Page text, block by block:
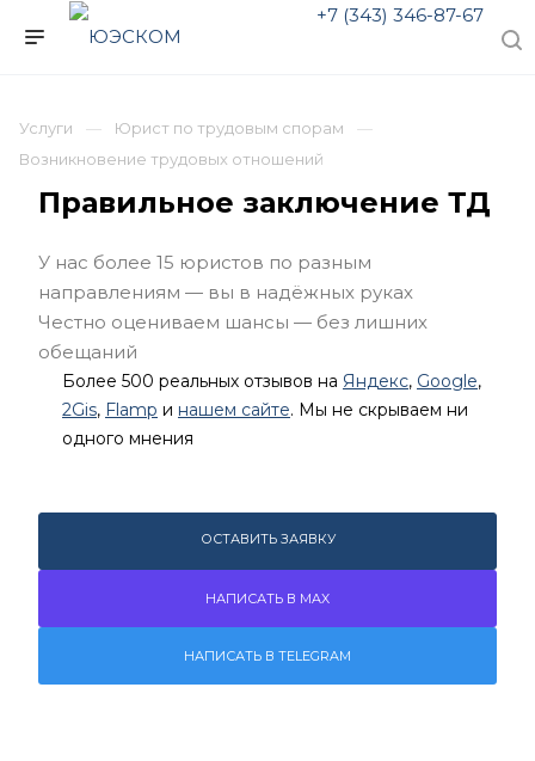
+7 (343) 346-87-67
Услуги
Юрист по трудовым спорам
Возникновение трудовых отношений
Правильное заключение ТД
У нас более 15 юристов по разным
направлениям — вы в надёжных руках
Честно оцениваем шансы — без лишних
обещаний
Более 500 реальных отзывов на Яндекс, Google,
2Gis, Flamp и нашем сайте. Мы не скрываем ни
одного мнения
ОСТАВИТЬ ЗАЯВКУ
НАПИСАТЬ В MAX
НАПИСАТЬ В TELEGRAM